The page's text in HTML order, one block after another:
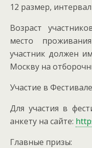
12 размер, интервал
Возраст
место
участник должен
Москву на
Участие в
Для участия в
анкету на сайте:
Главные призы: